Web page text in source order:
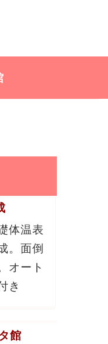
体温表
。面倒
オート
き
館